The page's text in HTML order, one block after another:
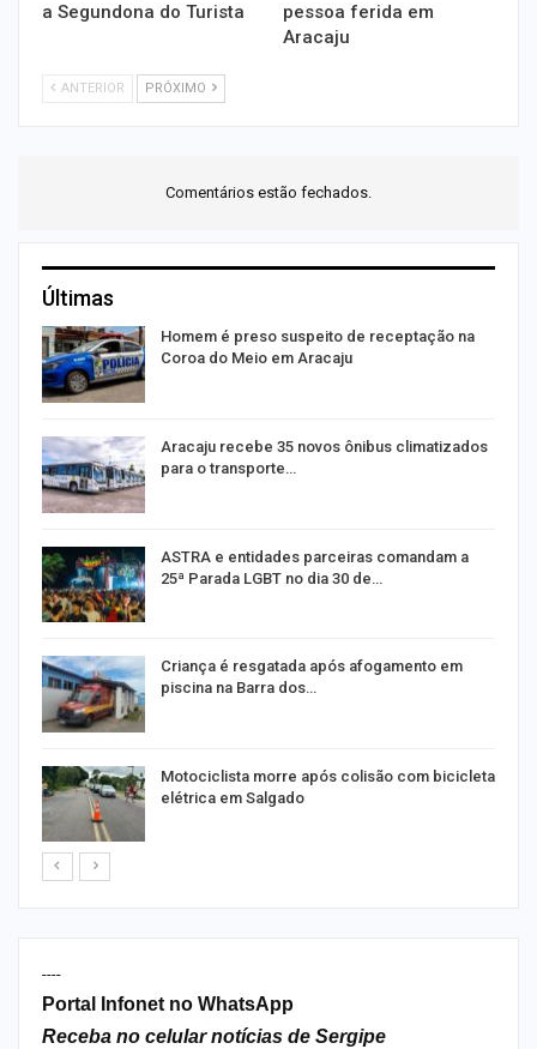
a Segundona do Turista
pessoa ferida em
Aracaju
ANTERIOR PRÓXIMO
Comentários estão fechados.
Últimas
Homem é preso suspeito de receptação na
Coroa do Meio em Aracaju
Aracaju recebe 35 novos ônibus climatizados
para o transporte…
ASTRA e entidades parceiras comandam a
25ª Parada LGBT no dia 30 de…
Criança é resgatada após afogamento em
piscina na Barra dos…
Motociclista morre após colisão com bicicleta
elétrica em Salgado
----
Portal Infonet no WhatsApp
Receba no celular notícias de Sergipe